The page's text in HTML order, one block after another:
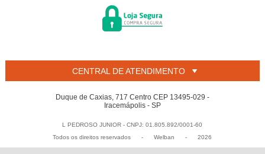
CENTRAL DE ATENDIMENTO
Duque de Caxias, 717 Centro CEP 13495-029 -
Iracemápolis - SP
L PEDROSO JUNIOR - CNPJ: 01.805.892/0001-60
Todos os direitos reservados
- Welban - 2026